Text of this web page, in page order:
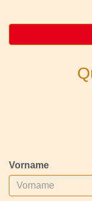
Vorname